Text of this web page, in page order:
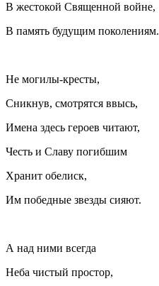
В жестокой Священной войне,
В память будущим поколениям.
Не могилы-кресты,
Сникнув, смотрятся ввысь,
Имена здесь героев читают,
Честь и Славу погибшим
Хранит обелиск,
Им победные звезды сияют.
А над ними всегда
Неба чистый простор,